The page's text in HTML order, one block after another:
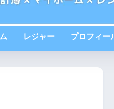
レジャー プロフィー